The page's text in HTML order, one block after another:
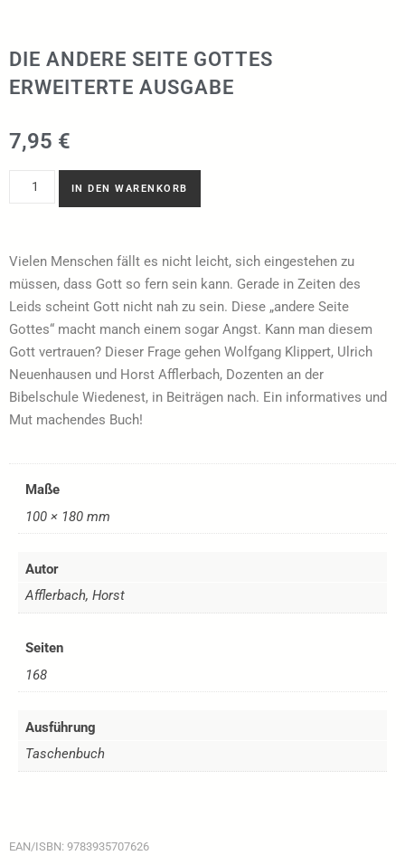
DIE ANDERE SEITE GOTTES
ERWEITERTE AUSGABE
7,95 €
IN DEN WARENKORB
Vielen Menschen fällt es nicht leicht, sich eingestehen zu
müssen, dass Gott so fern sein kann. Gerade in Zeiten des
Leids scheint Gott nicht nah zu sein. Diese „andere Seite
Gottes“ macht manch einem sogar Angst. Kann man diesem
Gott vertrauen? Dieser Frage gehen Wolfgang Klippert, Ulrich
Neuenhausen und Horst Afflerbach, Dozenten an der
Bibelschule Wiedenest, in Beiträgen nach. Ein informatives und
Mut machendes Buch!
Maße
100 × 180 mm
Autor
Afflerbach, Horst
Seiten
168
Ausführung
Taschenbuch
EAN/ISBN: 9783935707626